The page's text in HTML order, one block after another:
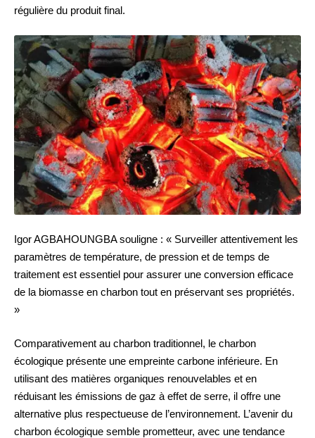
régulière du produit final.
Igor AGBAHOUNGBA souligne : « Surveiller attentivement les
paramètres de température, de pression et de temps de
traitement est essentiel pour assurer une conversion efficace
de la biomasse en charbon tout en préservant ses propriétés.
»
Comparativement au charbon traditionnel, le charbon
écologique présente une empreinte carbone inférieure. En
utilisant des matières organiques renouvelables et en
réduisant les émissions de gaz à effet de serre, il offre une
alternative plus respectueuse de l’environnement. L’avenir du
charbon écologique semble prometteur, avec une tendance